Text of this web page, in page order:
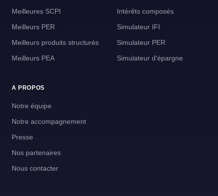
Meilleures SCPI
Meilleurs PER
Meilleurs produits structurés
Meilleurs PEA
Intérêts composés
Simulateur IFI
Simulateur PER
Simulateur d'épargne
A PROPOS
Notre équipe
Notre accompagnement
Presse
Nos partenaires
Nous contacter